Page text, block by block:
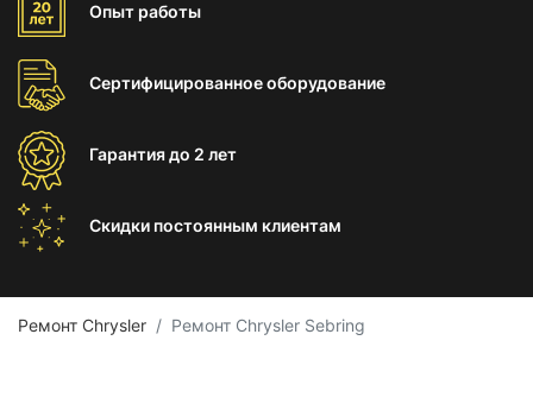
Опыт работы
Сертифицированноеоборудование
Гарантиядо 2 лет
Скидки постоянным клиентам
Ремонт Chrysler Ремонт Chrysler Sebring